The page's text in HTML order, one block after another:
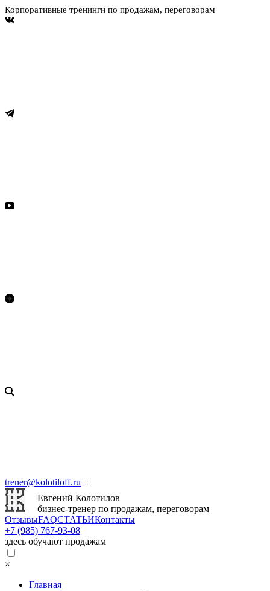
Корпоративные тренинги по продажам, переговорам
trener@kolotiloff.ru ≡
Евгений Колотилов
бизнес-тренер по продажам, переговорам
ОтзывыFAQСТАТЬИКонтакты
+7 (985) 767‑93‑08
здесь обучают продажам
×
Главная